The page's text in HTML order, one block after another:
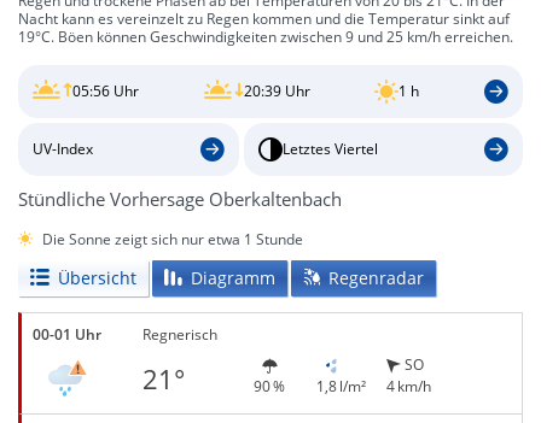
Nacht kann es vereinzelt zu Regen kommen und die Temperatur sinkt auf
19°C. Böen können Geschwindigkeiten zwischen 9 und 25 km/h erreichen.
05:56 Uhr 20:39 Uhr 1 h
UV-Index Letztes Viertel
Stündliche Vorhersage Oberkaltenbach
Die Sonne zeigt sich nur etwa 1 Stunde
Übersicht Diagramm Regenradar
00-01 Uhr Regnerisch
21° 90 % 1,8 l/m²
SO
4 km/h